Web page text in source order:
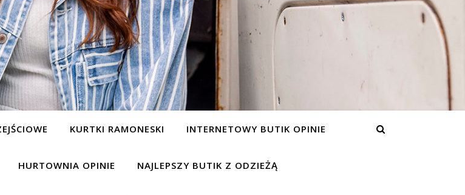
KURTKI RAMONESKI INTERNETOWY BUTIK OPINIE
HURTOWNIA OPINIE NAJLEPSZY BUTIK Z ODZIEŻĄ